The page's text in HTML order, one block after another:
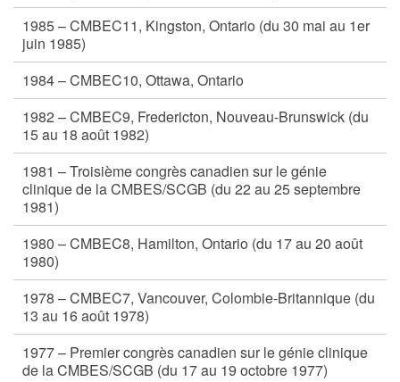
1985 – CMBEC11, Kingston, Ontario (du 30 mai au 1er
juin 1985)
1984 – CMBEC10, Ottawa, Ontario
1982 – CMBEC9, Fredericton, Nouveau-Brunswick (du
15 au 18 août 1982)
1981 – Troisième congrès canadien sur le génie
clinique de la CMBES/SCGB (du 22 au 25 septembre
1981)
1980 – CMBEC8, Hamilton, Ontario (du 17 au 20 août
1980)
1978 – CMBEC7, Vancouver, Colombie-Britannique (du
13 au 16 août 1978)
1977 – Premier congrès canadien sur le génie clinique
de la CMBES/SCGB (du 17 au 19 octobre 1977)